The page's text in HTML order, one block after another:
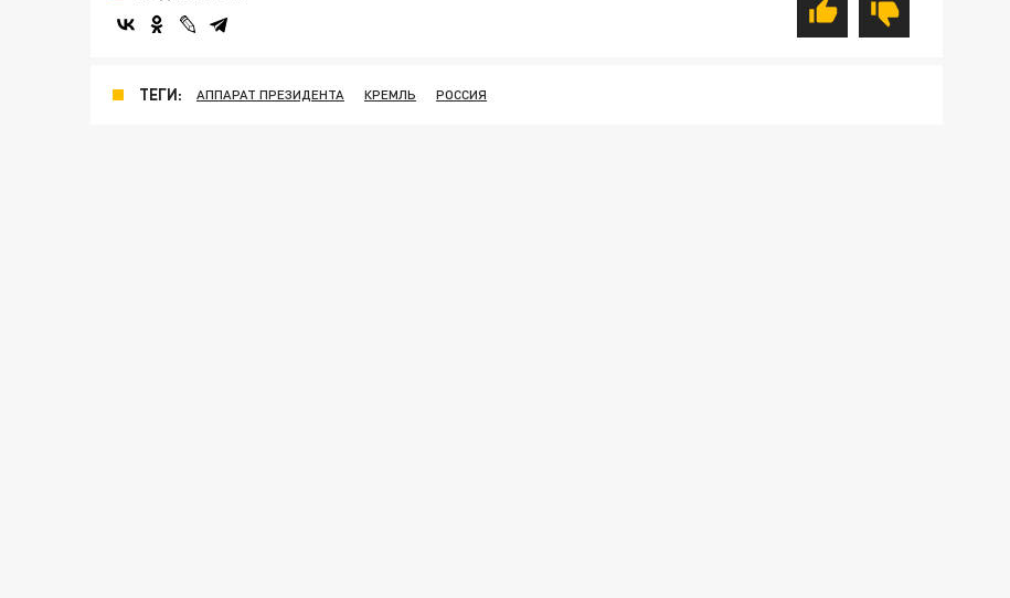
ТЕГИ: АППАРАТ ПРЕЗИДЕНТА КРЕМЛЬ РОССИЯ